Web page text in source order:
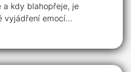
kdy blahopřeje, je
vyjádření emocí…